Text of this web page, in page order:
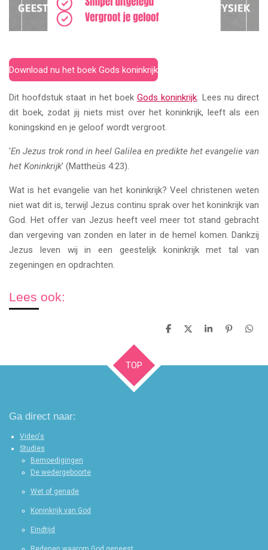
Download nu het boek Gods koninkrijk
Dit hoofdstuk staat in het boekGods koninkrijk. Lees nu direct
dit boek, zodat jij niets mist over het koninkrijk, leeft als een
koningskind en je geloof wordt vergroot.
'En Jezus trok rond in heel Galilea en predikte het evangelie van
het Koninkrijk' (Mattheüs 4:23).
Wat is het evangelie van het koninkrijk? Veel christenen weten
niet wat dit is, terwijl Jezus continu sprak over het koninkrijk van
God. Het offer van Jezus heeft veel meer tot stand gebracht
dan vergeving van zonden en later in de hemel komen. Dankzij
Jezus leven wij in een geestelijk koninkrijk met tal van
zegeningen en opdrachten.
Lees ook:
D
n
D
S
e
P
e
D
n
TOP
Ga direct naar:
Video's
Studies
Bemoedigingen
De wedergeboorte
Wet of genade
Koninkrijk van God
Eindtijd